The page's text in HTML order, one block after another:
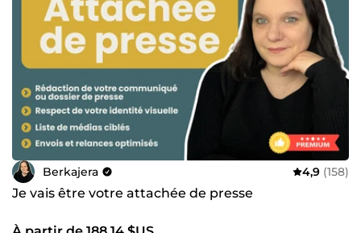
Berkajera 4,9 (158)
Je vais être votre attachée de presse